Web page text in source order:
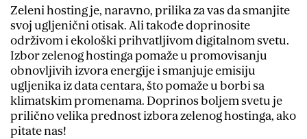
Zeleni hosting je, naravno, prilika za vas da smanjite
svoj ugljenični otisak. Ali takođe doprinosite
održivom i ekološki prihvatljivom digitalnom svetu.
Izbor zelenog hostinga pomaže u promovisanju
obnovljivih izvora energije i smanjuje emisiju
ugljenika iz data centara, što pomaže u borbi sa
klimatskim promenama. Doprinos boljem svetu je
prilično velika prednost izbora zelenog hostinga, ako
pitate nas!